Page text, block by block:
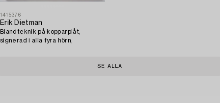
1415376
Erik Dietman
Blandteknik på kopparplåt,
signerad i alla fyra hörn,
SE ALLA